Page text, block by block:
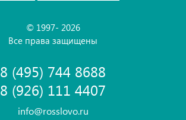
© 1997- 2026
Все права защищены
8 (495) 744 8688
8 (926) 111 4407
info@rosslovo.ru